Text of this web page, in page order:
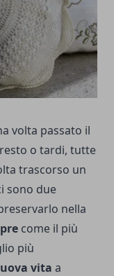
volta passato il
o tardi, tutte
trascorso un
sono due
nella
come il più
più
vita a